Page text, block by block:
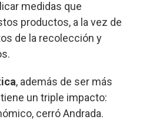
medidas que
productos, a la vez de
de la recolección y
, además de ser más
un triple impacto:
cerró Andrada.